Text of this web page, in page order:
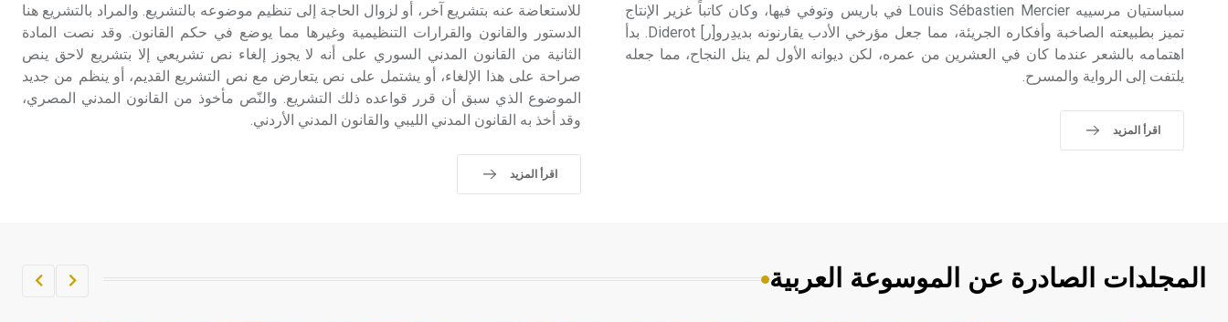
- هل تعلم أن أبجر Abgar اسم معروف
جيداً يعود إلى عدد من الملوك الذين
حكموا مدينة إديسا (الرها) من أبجر الأول
وحتى التاسع، وهم ينتسبون إلى أسرة
أوسروين
سباستيان مرسييه Louis Sébastien Mercier في باريس وتوفي فيها، وكان كاتباً غزير الإنتاج
تميز بطبيعته الصاخبة وأفكاره الجريئة، مما جعل مؤرخي الأدب يقارنونه بديدِرو[ر] Diderot. بدأ
اهتمامه بالشعر عندما كان في العشرين من عمره، لكن ديوانه الأول لم ينل النجاح، مما جعله
يلتفت إلى الرواية والمسرح.
اقرأ المزيد
للاستعاضة عنه بتشريع آخر، أو لزوال الحاجة إلى تنظيم موضوعه بالتشريع. والمراد بالتشريع هنا
الدستور والقانون والقرارات التنظيمية وغيرها مما يوضع في حكم القانون. وقد نصت المادة
الثانية من القانون المدني السوري على أنه لا يجوز إلغاء نص تشريعي إلا بتشريع لاحق ينص
صراحة على هذا الإلغاء، أو يشتمل على نص يتعارض مع نص التشريع القديم، أو ينظم من جديد
الموضوع الذي سبق أن قرر قواعده ذلك التشريع. والنّص مأخوذ من القانون المدني المصري،
وقد أخذ به القانون المدني الليبي والقانون المدني الأردني.
اقرأ المزيد
المجلدات الصادرة عن الموسوعة العربية